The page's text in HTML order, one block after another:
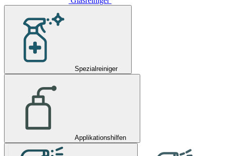
Spezialreiniger
Applikationshilfen